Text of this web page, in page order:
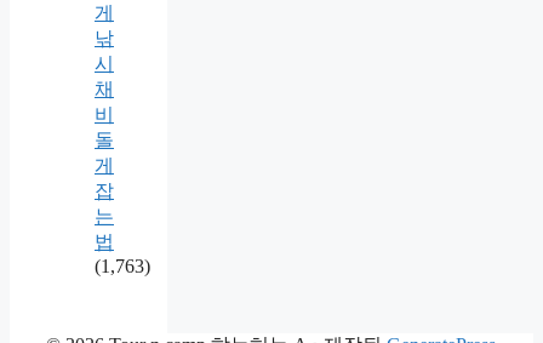
게
낚
시
채
비
돌
게
잡
는
법
(1,763)